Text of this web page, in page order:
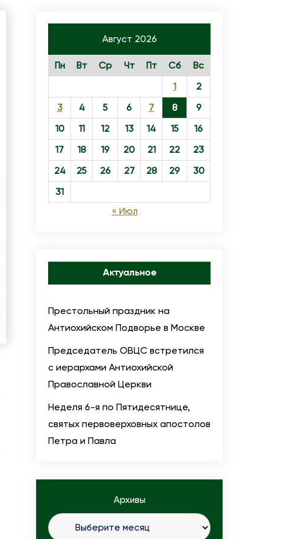
Август 2026
Пн Вт Ср Чт Пт Сб
Вс
1
2
3
4 5 6 7 8
9
10
11 12 13 14 15
16
17
18 19 20 21 22
23
24
25 26 27 28 29
30
31
« Июл
Актуальное
Престольный праздник на
Антиохийском Подворье в Москве
Председатель ОВЦС встретился
с иерархами Антиохийской
Православной Церкви
Неделя 6-я по Пятидесятнице,
святых первоверховных апостолов
Петра и Павла
Архивы